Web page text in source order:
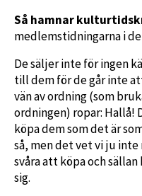
Så hamnar
medlemstidningarna i
De säljer inte för ingen
till dem för de går inte
vän av ordning (som
ordningen) ropar: Hallå!
köpa dem som det är
så, men det vet vi ju
svåra att köpa och
sig.